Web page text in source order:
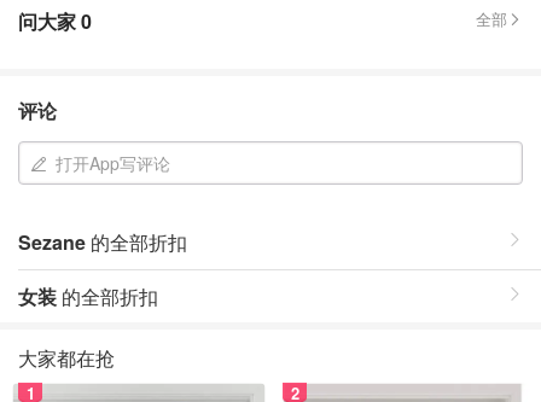
问大家0 全部
评论
打开App写评论
Sezane 的全部折扣
女装 的全部折扣
大家都在抢
1 2